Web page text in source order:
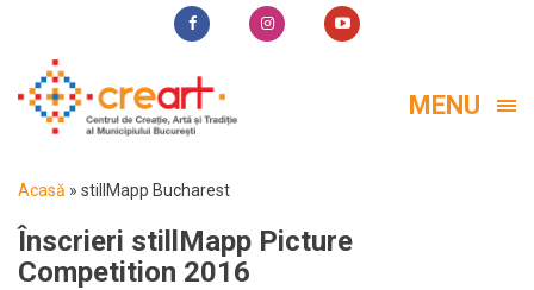
MENU
Acasă » stillMapp Bucharest
Înscrieri stillMapp Picture
Competition 2016